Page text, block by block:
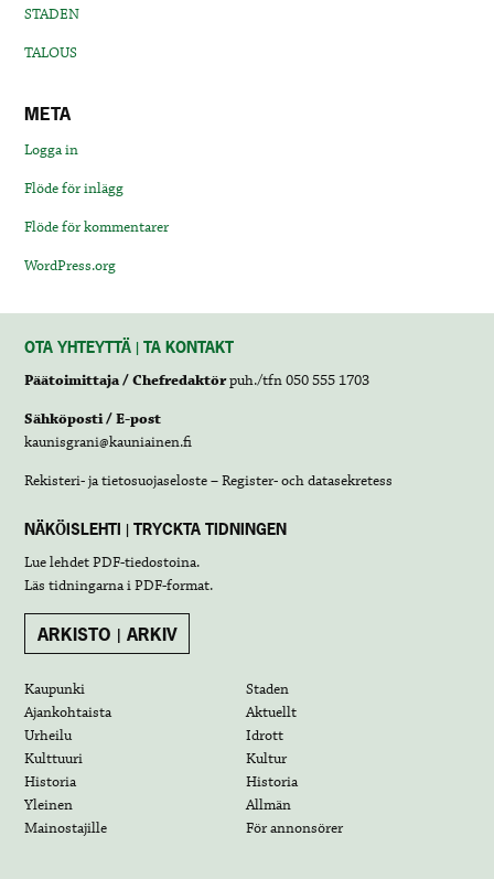
STADEN
TALOUS
META
Logga in
Flöde för inlägg
Flöde för kommentarer
WordPress.org
OTA YHTEYTTÄ | TA KONTAKT
Päätoimittaja / Chefredaktörpuh./tfn 050 555 1703
Sähköposti / E-post
kaunisgrani@kauniainen.fi
Rekisteri- ja tietosuojaseloste – Register- och datasekretess
NÄKÖISLEHTI | TRYCKTA TIDNINGEN
Lue lehdetPDF-tiedostoina.
Läs tidningarna iPDF-format.
ARKISTO | ARKIV
Kaupunki
Staden
Ajankohtaista
Aktuellt
Urheilu
Idrott
Kulttuuri
Kultur
Historia
Historia
Yleinen
Allmän
Mainostajille
För annonsörer